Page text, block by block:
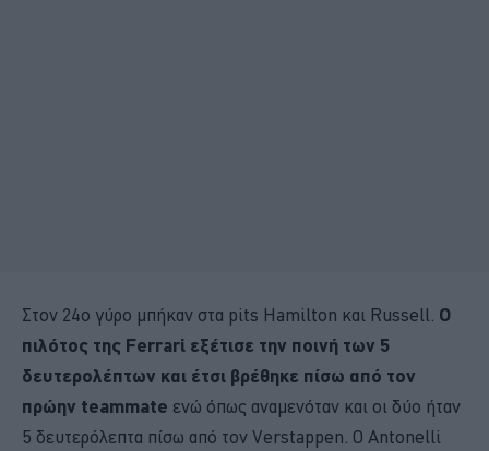
Στον 24ο γύρο μπήκαν στα pits Hamilton και Russell. Ο
πιλότος της Ferrari εξέτισε την ποινή των 5
δευτερολέπτων και έτσι βρέθηκε πίσω από τον
πρώην teammate ενώ όπως αναμενόταν και οι δύο ήταν
5 δευτερόλεπτα πίσω από τον Verstappen. Ο Antonelli